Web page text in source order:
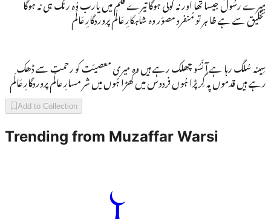
تخلیق سے ہے ظا ہر تو مُنفرد مصوّر وہ شاہکارِ عَالَم پروردگارِ عَالَم
سِینہ سُلگ رہا ہے آنّسُو چھلک رہے ہیں وہ میری معصیّت کو رحمت سے ڈھک
رہے ہیں قدموں پہ گِر پڑا ہُوں فردوس میں کھڑا ہُوں میں شر مسارِ عالَم پروردگارِ عَالَم
Add to Collection
Trending from Muzaffar Warsi